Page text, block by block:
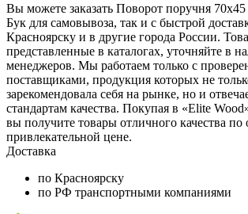
Вы можете заказать Поворот поручня
Бук для самовывоза, так и с быстрой
Красноярску и в другие города России.
представленные в каталогах, уточняйте в
менеджеров. Мы работаем только с
поставщиками, продукция которых не
зарекомендовала себя на рынке, но и
стандартам качества. Покупая в «Elite
вы получите товары отличного качества по
привлекательной цене.
Доставка
по Красноярску
по РФ транспортными компаниями